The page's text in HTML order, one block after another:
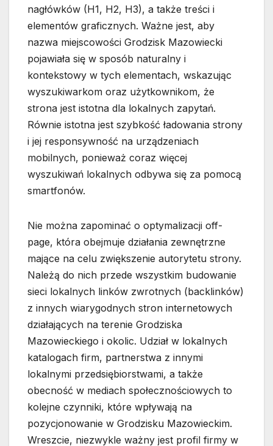
nagłówków (H1, H2, H3), a także treści i
elementów graficznych. Ważne jest, aby
nazwa miejscowości Grodzisk Mazowiecki
pojawiała się w sposób naturalny i
kontekstowy w tych elementach, wskazując
wyszukiwarkom oraz użytkownikom, że
strona jest istotna dla lokalnych zapytań.
Równie istotna jest szybkość ładowania strony
i jej responsywność na urządzeniach
mobilnych, ponieważ coraz więcej
wyszukiwań lokalnych odbywa się za pomocą
smartfonów.
Nie można zapominać o optymalizacji off-
page, która obejmuje działania zewnętrzne
mające na celu zwiększenie autorytetu strony.
Należą do nich przede wszystkim budowanie
sieci lokalnych linków zwrotnych (backlinków)
z innych wiarygodnych stron internetowych
działających na terenie Grodziska
Mazowieckiego i okolic. Udział w lokalnych
katalogach firm, partnerstwa z innymi
lokalnymi przedsiębiorstwami, a także
obecność w mediach społecznościowych to
kolejne czynniki, które wpływają na
pozycjonowanie w Grodzisku Mazowieckim.
Wreszcie, niezwykle ważny jest profil firmy w